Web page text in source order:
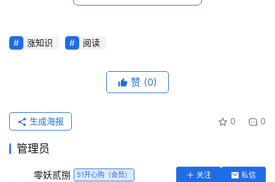
首
日
一
读
涨知识 阅读
赞 (0)
0 0
生成海报
管理员
零妖贰捌 51开心购（会员） 关注
私信